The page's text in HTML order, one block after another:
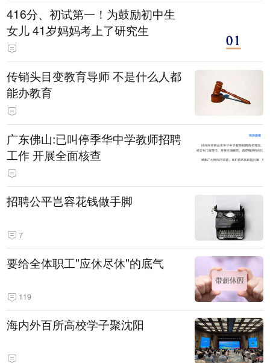
416分、初试第一！为鼓励初中生
女儿 41岁妈妈考上了研究生
传销头目变教育导师 不是什么人都
能办教育
广东佛山:已叫停季华中学教师招聘
工作 开展全面核查
招聘公平岂容花钱做手脚
7
要给全体职工"应休尽休"的底气
119
海内外百所高校学子聚沈阳